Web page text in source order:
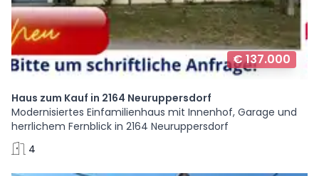
€ 137.000
Haus zum Kauf in 2164 Neuruppersdorf
Modernisiertes Einfamilienhaus mit Innenhof, Garage und
herrlichem Fernblick in 2164 Neuruppersdorf
4